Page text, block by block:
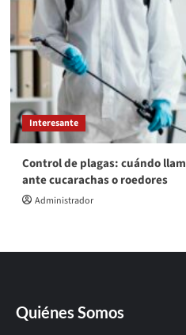
Interesante
Control de plagas: cuándo
ante cucarachas o roedores
Administrador
Quiénes Somos